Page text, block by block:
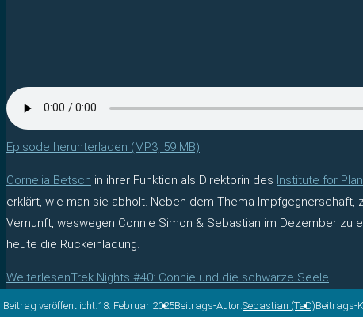
Episode herunterladen (MP3, 59 MB)
Cornelia Betsch in ihrer Funktion als Direktorin des Institute for
erklärt, wie man sie abholt. Neben dem Thema
Vernunft, weswegen Connie Simon & Sebastian im Dezember zu
heute die Rückeinladung.
WeiterlesenTrek Nights #40: Connie und die schwarze Seele
Beitrag veröffentlicht:18. Februar 2025Beitrags-Autor:Sebastian (TaD)Beitrags-